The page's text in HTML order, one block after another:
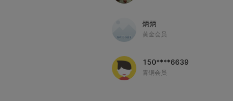
炳炳
黄金会员
150****6639
青铜会员